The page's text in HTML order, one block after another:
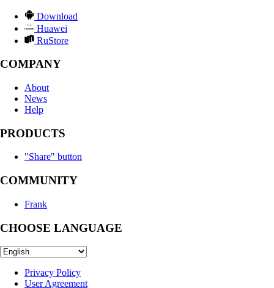
Download
Huawei
RuStore
COMPANY
About
News
Help
PRODUCTS
"Share" button
COMMUNITY
Frank
CHOOSE LANGUAGE
Privacy Policy
User Agreement